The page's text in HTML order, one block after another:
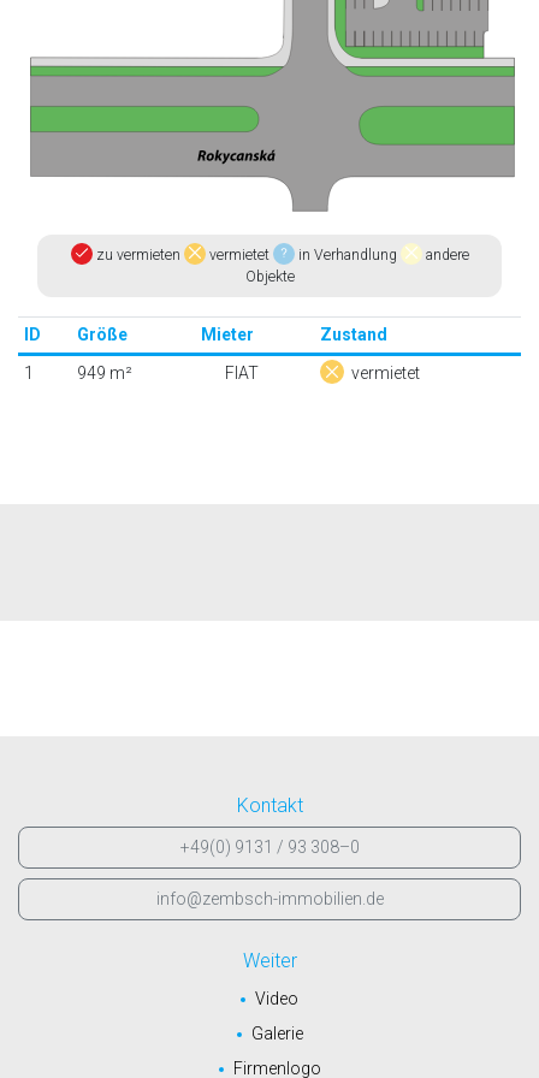
zu vermieten vermietet in Verhandlung
andere
Objekte
ID Größe Mieter
Zustand
1
949 m² FIAT vermietet
Kontakt
+49(0) 9131 / 93 308–0
info@zembsch-immobilien.de
Weiter
Video
Galerie
Firmenlogo